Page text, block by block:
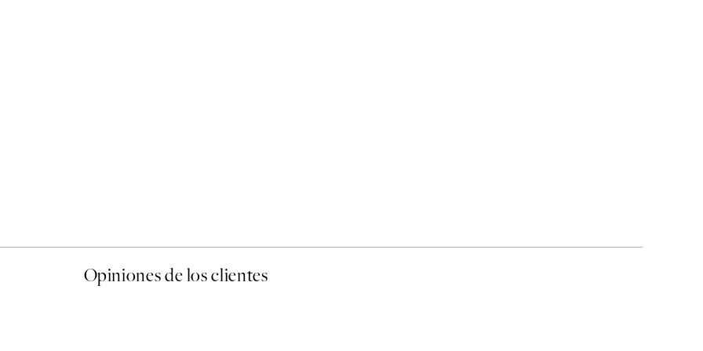
Opiniones de los clientes